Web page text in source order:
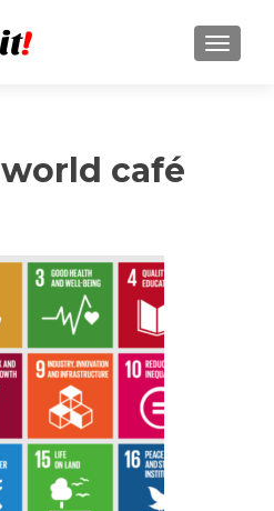
MENU
world café